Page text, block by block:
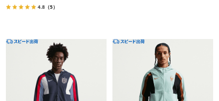
4.8 （5）